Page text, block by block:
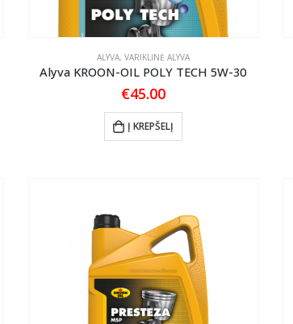
ALYVA, VARIKLINĖ ALYVA
Alyva KROON-OIL POLY TECH 5W-30
€45.00
Į KREPŠELĮ